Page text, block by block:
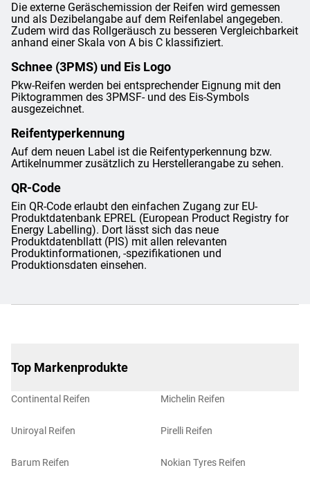
Die externe Geräschemission der Reifen wird gemessen
und als Dezibelangabe auf dem Reifenlabel angegeben.
Zudem wird das Rollgeräusch zu besseren Vergleichbarkeit
anhand einer Skala von A bis C klassifiziert.
Schnee (3PMS) und Eis Logo
Pkw-Reifen werden bei entsprechender Eignung mit den
Piktogrammen des 3PMSF- und des Eis-Symbols
ausgezeichnet.
Reifentyperkennung
Auf dem neuen Label ist die Reifentyperkennung bzw.
Artikelnummer zusätzlich zu Herstellerangabe zu sehen.
QR-Code
Ein QR-Code erlaubt den einfachen Zugang zur EU-
Produktdatenbank EPREL (European Product Registry for
Energy Labelling). Dort lässt sich das neue
Produktdatenbllatt (PIS) mit allen relevanten
Produktinformationen, -spezifikationen und
Produktionsdaten einsehen.
Top Markenprodukte
Continental Reifen
Uniroyal Reifen
Barum Reifen
Michelin Reifen
Pirelli Reifen
Nokian Tyres Reifen